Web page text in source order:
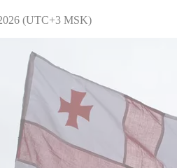
(UTC+3 MSK)